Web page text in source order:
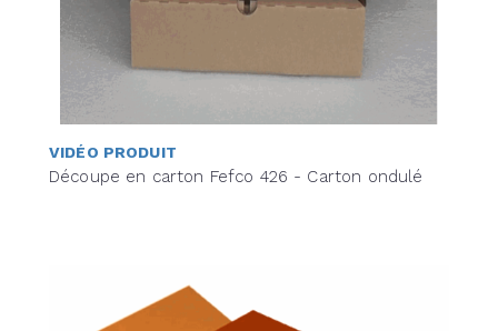
VIDÉO PRODUIT
Découpe en carton Fefco 426 - Carton ondulé